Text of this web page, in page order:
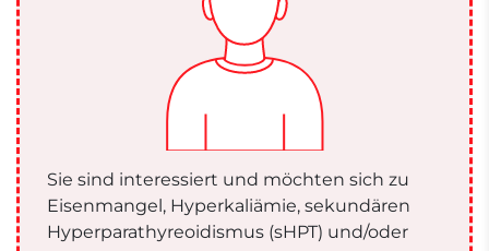
Sie sind interessiert und möchten sich zu
Eisenmangel, Hyperkaliämie, sekundären
Hyperparathyreoidismus (sHPT) und/oder